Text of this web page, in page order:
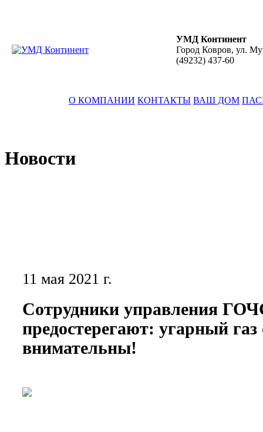
УМД Континент
Город Ковров, ул.
(49232) 437-60
О КОМПАНИИ КОНТАКТЫ ВАШ ДОМ
Новости
11 мая 2021 г.
Сотрудники управления
предостерегают: угарный газ
внимательны!